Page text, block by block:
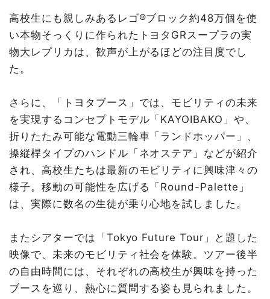
高校生にも親しみあるレゴ®ブロック約48万個を使
い本物そっくりに作られたトヨタGRスープラの実
物大レプリカは、歓声が上がるほどの注目度でし
た。
さらに、「トヨタブース」では、モビリティの未来
を実現するコンセプトモデル「KAYOIBAKO」や、
折りたたみ可能な電動三輪車「ランドホッパー」、
操縦桿タイプのハンドル「ネオステア」などが紹介
され、高校生たちは最新のモビリティに興味津々の
様子。移動の可能性を広げる「Round-Palette」
は、実際に数名の生徒が乗り心地を試しました。
またシアターでは「Tokyo Future Tour」と題した
映像で、未来のモビリティ社会を体験。ツアー後半
の自由時間には、それぞれの高校生が興味を持った
ブースを巡り、熱心に質問する姿も見られました。